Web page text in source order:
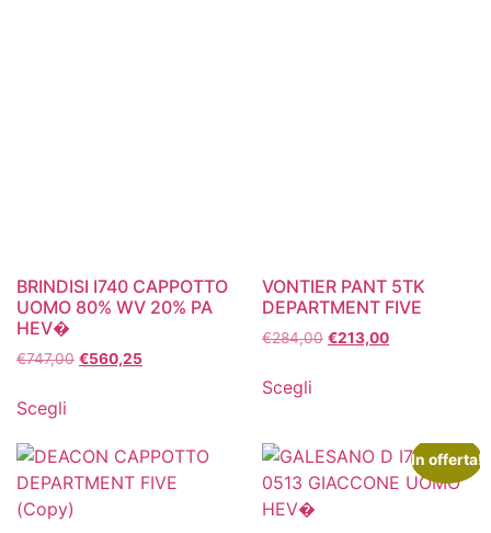
BRINDISI I740 CAPPOTTO
UOMO 80% WV 20% PA
HEV�
€747,00 €560,25
Scegli
VONTIER PANT 5TK
DEPARTMENT FIVE
€284,00 €213,00
Scegli
In offerta!